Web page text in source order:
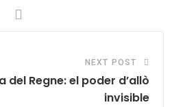
NEXT POST
del Regne: el poder d’allò
invisible